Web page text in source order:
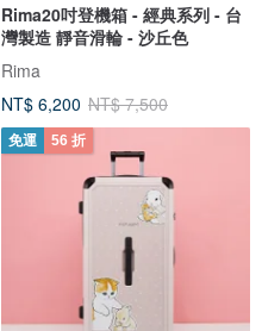
Rima20吋登機箱 - 經典系列 - 台
灣製造 靜音滑輪 - 沙丘色
Rima
NT$ 6,200 NT$ 7,500
免運 56 折